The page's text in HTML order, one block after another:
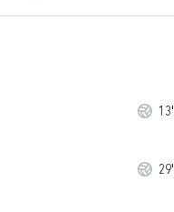
13'
29'